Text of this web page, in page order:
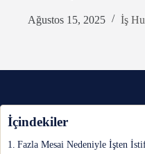
Ağustos 15, 2025 İş
İçindekiler
Fazla Mesai Nedeniyle İşten